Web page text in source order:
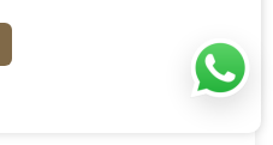
VENDIDO